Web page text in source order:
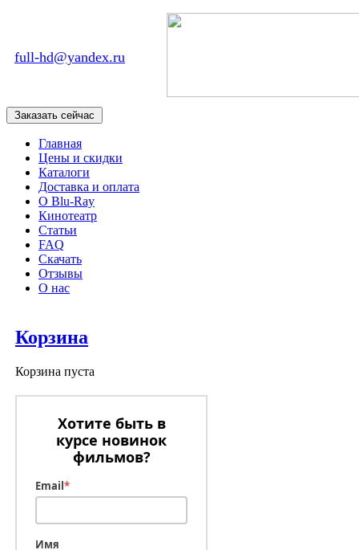
full-hd@yandex.ru
Главная
Цены и скидки
Каталоги
Доставка и оплата
О Blu-Ray
Кинотеатр
Статьи
FAQ
Скачать
Отзывы
О нас
Корзина
Корзина пуста
Хотите быть в
курсе новинок
фильмов?
Email*
Имя